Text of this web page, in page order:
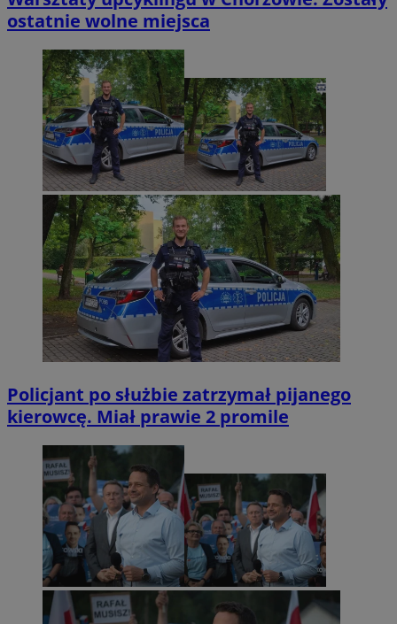
ostatnie wolne miejsca
Policjant po służbie zatrzymał pijanego
kierowcę. Miał prawie 2 promile